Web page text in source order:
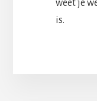
weet je
is.